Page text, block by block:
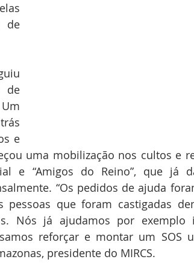
de
de
e
uma mobilização nos cultos e
e “Amigos do Reino”, que já
“Os pedidos de ajuda
pessoas que foram castigadas
Nós já ajudamos por exemplo
reforçar e montar um SOS
presidente do MIRCS.